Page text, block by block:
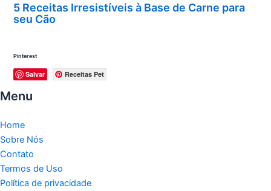
5 Receitas Irresistíveis à Base de Carne para
seu Cão
Pinterest
Salvar Receitas Pet
Menu
Home
Sobre Nós
Contato
Termos de Uso
Política de privacidade